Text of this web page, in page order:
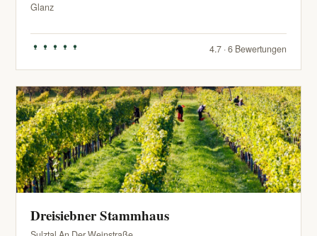
Glanz
4.7 · 6 Bewertungen
Dreisiebner Stammhaus